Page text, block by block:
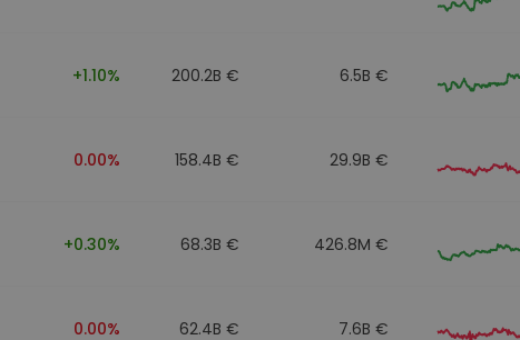
+1.10% 200.2B € 6.5B €
0.00% 158.4B € 29.9B €
+0.30% 68.3B € 426.8M €
0.00% 62.4B € 7.6B €